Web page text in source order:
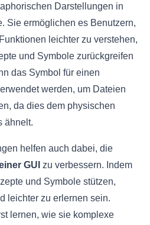
Darstellungen in
Sie ermöglichen es Benutzern,
leichter zu verstehen,
und Symbole zurückgreifen
das Symbol für einen
werden, um Dateien
da dies dem physischen
ähnelt.
helfen auch dabei, die
GUI zu verbessern. Indem
und Symbole stützen,
leichter zu erlernen sein.
lernen, wie sie komplexe